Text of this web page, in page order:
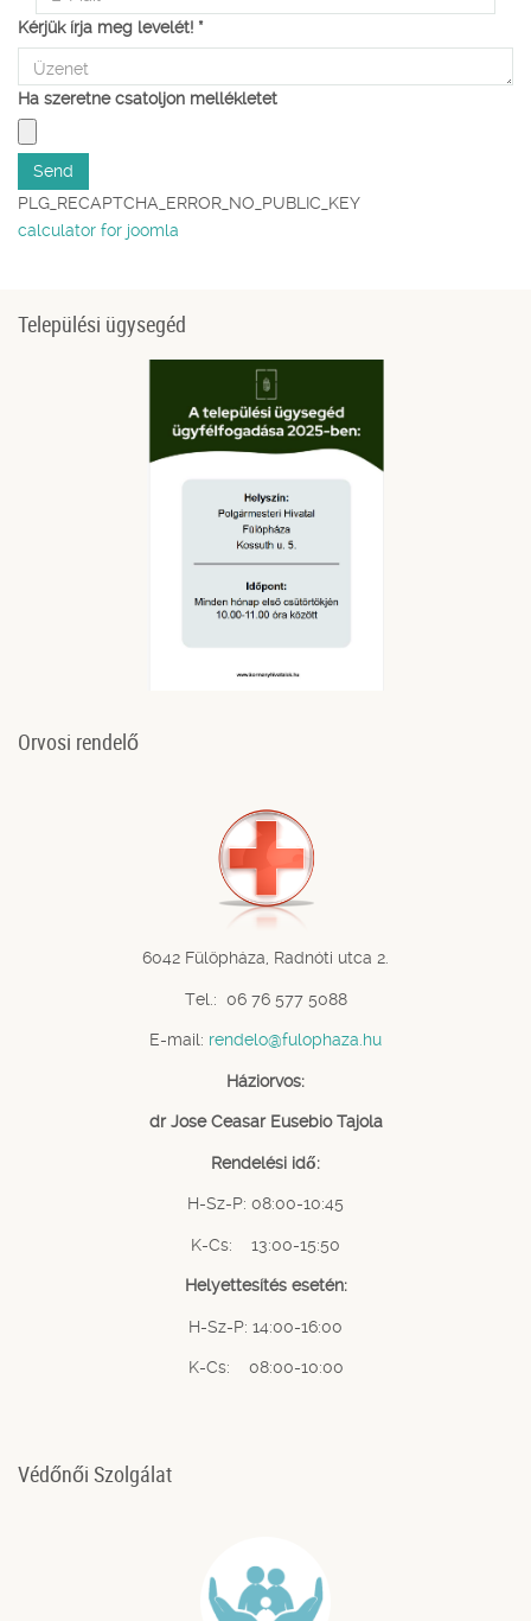
Kérjük írja meg levelét! *
Ha szeretne csatoljon mellékletet
PLG_RECAPTCHA_ERROR_NO_PUBLIC_KEY
calculator for joomla
Települési ügysegéd
Orvosi rendelő
6042 Fülöpháza, Radnóti utca 2.
Tel.: 06 76 577 5088
E-mail: rendelo@fulophaza.hu
Háziorvos:
dr Jose Ceasar Eusebio Tajola
Rendelési idő:
H-Sz-P: 08:00-10:45
K-Cs: 13:00-15:50
Helyettesítés esetén:
H-Sz-P: 14:00-16:00
K-Cs: 08:00-10:00
Védőnői Szolgálat